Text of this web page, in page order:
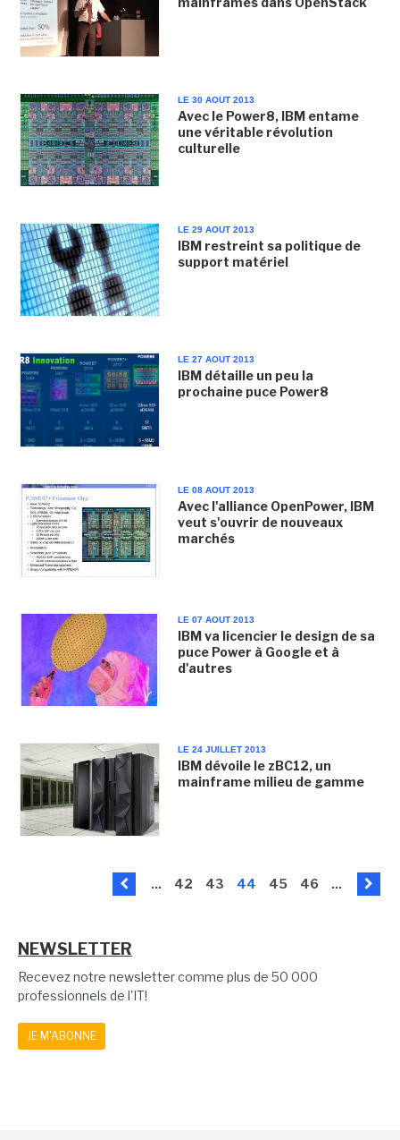
LE 30 AOUT 2013
Avec le Power8, IBM entame
une véritable révolution
culturelle
LE 29 AOUT 2013
IBM restreint sa politique de
support matériel
LE 27 AOUT 2013
IBM détaille un peu la
prochaine puce Power8
LE 08 AOUT 2013
Avec l'alliance OpenPower, IBM
veut s'ouvrir de nouveaux
marchés
LE 07 AOUT 2013
IBM va licencier le design de sa
puce Power à Google et à
d'autres
LE 24 JUILLET 2013
IBM dévoile le zBC12, un
mainframe milieu de gamme
... 42 43 44 45 46 ...
NEWSLETTER
Recevez notre newsletter comme plus de 50 000
professionnels de l'IT!
JE M'ABONNE